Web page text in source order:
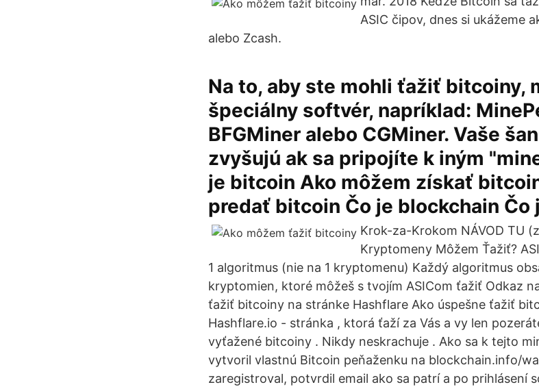
ASIC čipov, dnes si ukážeme
alebo Zcash.
Na to, aby ste mohli ťažiť bitcoiny,
špeciálny softvér, napríklad:
BFGMiner alebo CGMiner. Vaše
zvyšujú ak sa pripojíte k iným
je bitcoin Ako môžem získať
predať bitcoin Čo je blockchain Čo
Krok-za-Krokom NÁVOD TU
Kryptomeny Môžem Ťažiť?
1 algoritmus (nie na 1 kryptomenu) Každý algoritmus
kryptomien, ktoré môžeš s tvojím ASICom ťažiť Odkaz
ťažiť bitcoiny na stránke Hashflare Ako úspešne ťažiť
Hashflare.io - stránka , ktorá ťaží za Vás a vy len
vyťažené bitcoiny . Nikdy neskrachuje . Ako sa k tejto
vytvoril vlastnú Bitcoin peňaženku na blockchain.info/
zaregistroval, potvrdil email ako sa patrí a po prihlásení